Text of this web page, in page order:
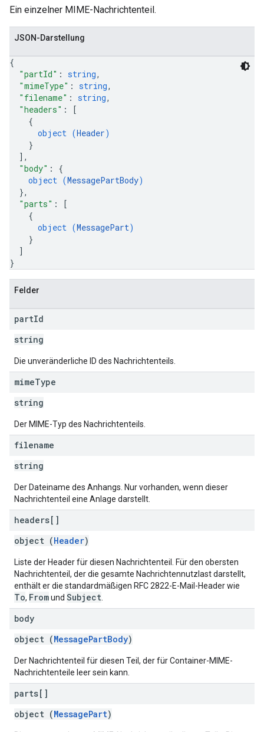
Ein einzelner MIME-Nachrichtenteil.
JSON-Darstellung
{
"partId" : string,
"mimeType" : string,
"filename" : string,
"headers" :
[
{
object (Header)
}
] ,
"body" : {
object (MessagePartBody)
},
"parts" :
[
{
object (MessagePart)
}
]
}
Felder
partId
string
Die unveränderliche ID des Nachrichtenteils.
mimeType
string
Der MIME-Typ des Nachrichtenteils.
filename
string
Der Dateiname des Anhangs. Nur vorhanden, wenn dieser
Nachrichtenteil eine Anlage darstellt.
headers[]
object (Header)
Liste der Header für diesen Nachrichtenteil. Für den obersten
Nachrichtenteil, der die gesamte Nachrichtennutzlast darstellt,
enthält er die standardmäßigen RFC 2822-E-Mail-Header wie
To, Fromund Subject
body
object (MessagePartBody)
Der Nachrichtenteil für diesen Teil, der für Container-MIME-
Nachrichtenteile leer sein kann.
parts[]
object (MessagePart)